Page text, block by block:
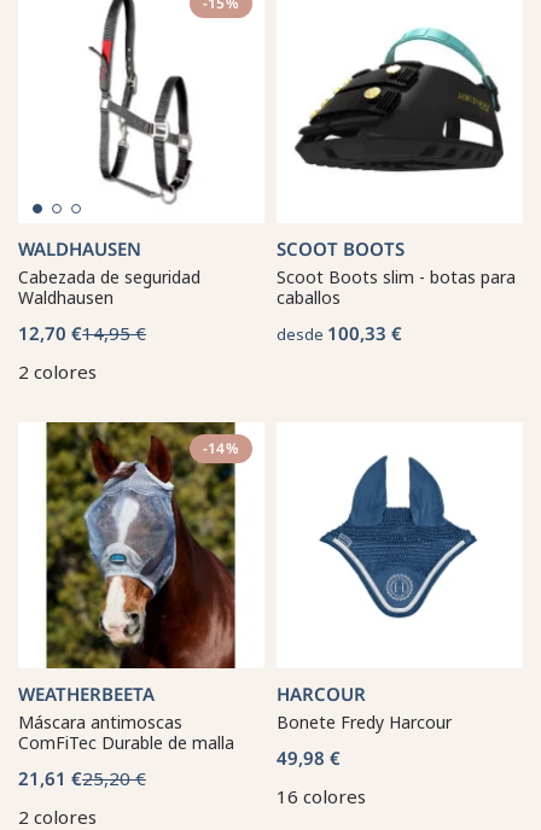
WALDHAUSEN
Cabezada de seguridad
Waldhausen
12,70 €14,95 €
2 colores
SCOOT BOOTS
Scoot Boots slim - botas para
caballos
desde 100,33 €
-14%
WEATHERBEETA
Máscara antimoscas
ComFiTec Durable de malla
21,61 €25,20 €
2 colores
HARCOUR
Bonete Fredy Harcour
49,98 €
16 colores